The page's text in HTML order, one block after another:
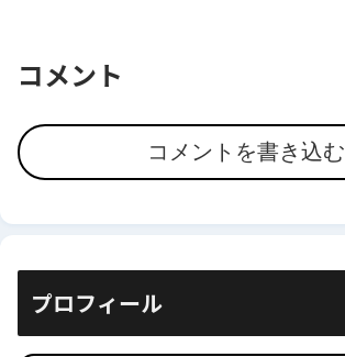
コメント
コメントを書き込む
プロフィール